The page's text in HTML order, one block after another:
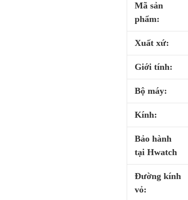
Mã sản
phẩm:
Xuất xứ:
Giới tính:
Bộ máy:
Kính:
Bảo hành
tại Hwatch
Đường kính
vỏ: